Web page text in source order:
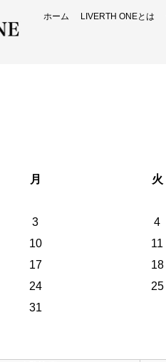
ホーム LIVERTH ONEとは
月 火
3 4
10 11
17 18
24 25
31